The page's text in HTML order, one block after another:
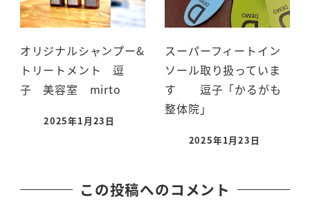
オリジナルシャンプー&
トリートメント 逗
子 美容室 mirto
2025年1月23日
スーパーフィートイン
ソール取り扱っていま
す 逗子「かるがも
整体院」
2025年1月23日
この投稿へのコメント